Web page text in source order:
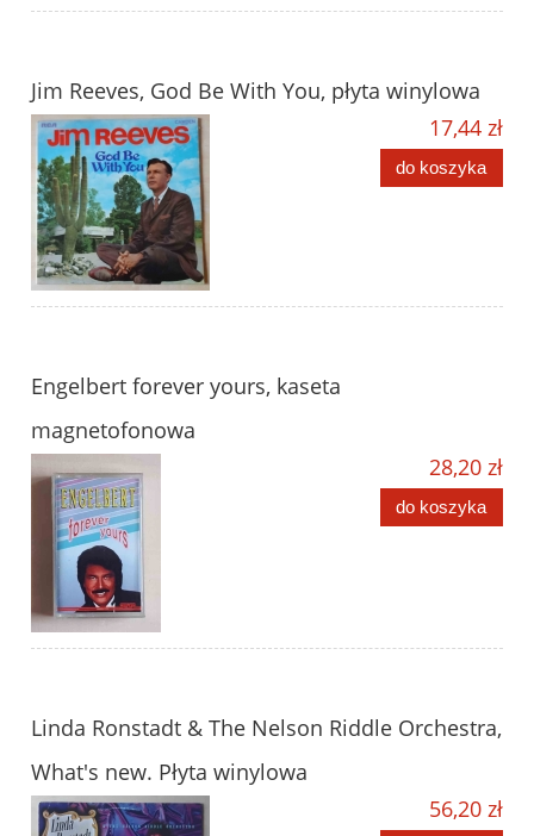
Jim Reeves, God Be With You, płyta winylowa
17,44 zł
do koszyka
Engelbert forever yours, kaseta
magnetofonowa
28,20 zł
do koszyka
Linda Ronstadt & The Nelson Riddle Orchestra,
What's new. Płyta winylowa
56,20 zł